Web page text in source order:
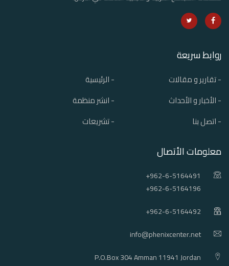
روابط سريعة
- الرئيسية
- تقارير و مقالات
- انشر منظمة
- الأخبار و الأحداث
- تشريعات
- اتصل بنا
معلومات الأتصال
+962-6-5164491
+962-6-5164196
+962-6-5164492
info@phenixcenter.net
P.O.Box 304 Amman 11941 Jordan